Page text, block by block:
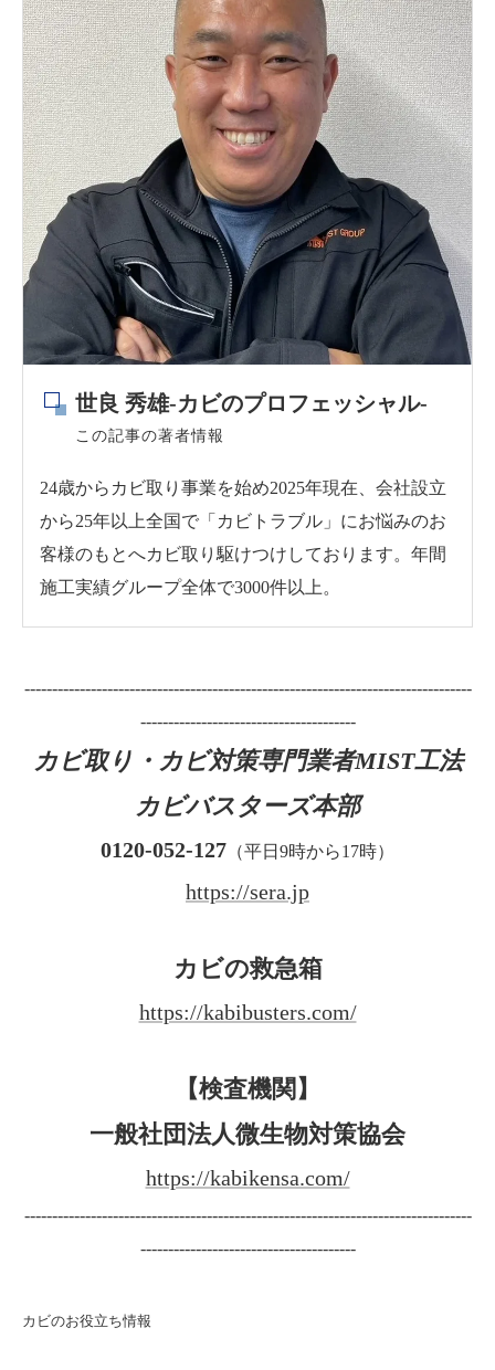
世良 秀雄-カビのプロフェッシャル-
この記事の著者情報
24歳からカビ取り事業を始め2025年現在、会社設立
から25年以上全国で「カビトラブル」にお悩みのお
客様のもとへカビ取り駆けつけしております。年間
施工実績グループ全体で3000件以上。
---------------------------------------------------------------------------------
---------------------------------------
カビ取り・カビ対策専門業者MIST工法
カビバスターズ本部
0120-052-127 （平日9時から17時）
https://sera.jp
カビの救急箱
https://kabibusters.com/
【検査機関】
一般社団法人微生物対策協会
https://kabikensa.com/
---------------------------------------------------------------------------------
---------------------------------------
カビのお役立ち情報